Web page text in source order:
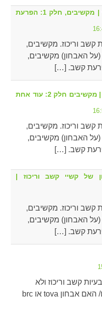
פסיכיאטר, ד"ר ירדן לוינסקי | מקשיבים, חלק 1: הפרעת
קשב וריכוז. מקשיבים,
(על האבחון) מקשיבים,
פסיכיאטר, ד"ר ירדן לוינסקי | מקשיבים חלק 2: עוד אחת
קשב וריכוז. מקשיבים,
(על האבחון) מקשיבים,
8: היתרון של קשיי קשב וריכוז |
קשב וריכוז. מקשיבים,
(על האבחון) מקשיבים,
קשב וריכוז ולא
יודעת מה עדיף/מה יותר מתאים/ האם אבחון tova או brc